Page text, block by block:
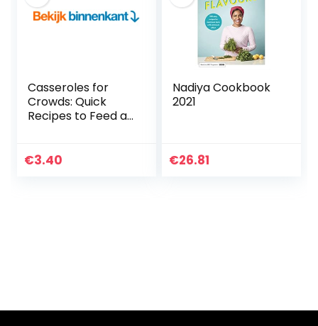
Casseroles for
Crowds: Quick
Recipes to Feed a
€3.40
Nadiya Cookbook
2021
€26.81